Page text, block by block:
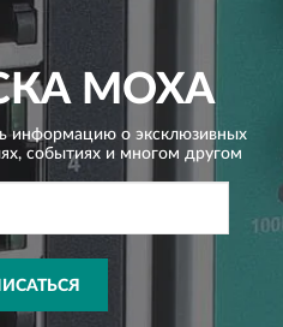
MOXA
информацию о эксклюзивных
событиях и многом другом